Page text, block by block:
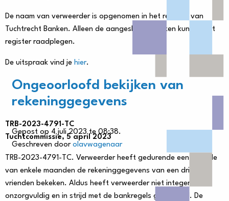
De naam van verweerder is opgenomen in het register van
Tuchtrecht Banken. Alleen de aangesloten banken kunnen het
register raadplegen.
De uitspraak vind je hier.
Ongeoorloofd bekijken van
rekeninggegevens
Gepost op 4 juli 2023 te 08:38.
Geschreven door olavwagenaar
TRB-2023-4791-TC
Tuchtcommissie, 5 april 2023
TRB-2023-4791-TC. Verweerder heeft gedurende een periode
van enkele maanden de rekeninggegevens van een drietal
vrienden bekeken. Aldus heeft verweerder niet integer,
onzorgvuldig en in strijd met de bankregels gehandeld. De